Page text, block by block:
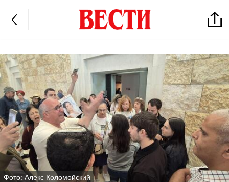
Фото: Алекс Коломойский